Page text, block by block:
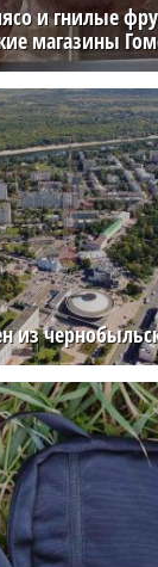
и гнилые
магазины
из